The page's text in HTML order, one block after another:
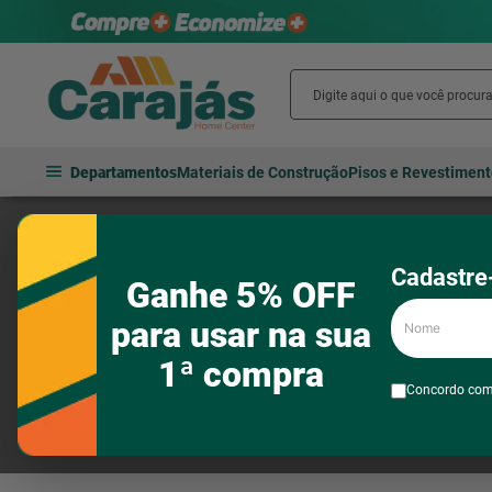
DepartamentosMateriais de ConstruçãoPisos e
Ganhe 5% OFF
para usar na sua
1ª compra
Nome
Concordo